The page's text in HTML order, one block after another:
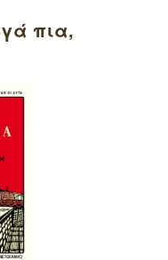
πια,